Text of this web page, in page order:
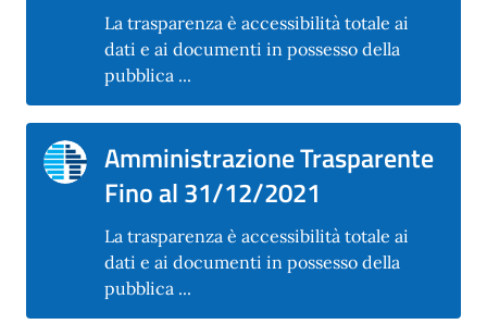
La trasparenza è accessibilità totale ai
dati e ai documenti in possesso della
pubblica ...
Amministrazione Trasparente
Fino al 31/12/2021
La trasparenza è accessibilità totale ai
dati e ai documenti in possesso della
pubblica ...